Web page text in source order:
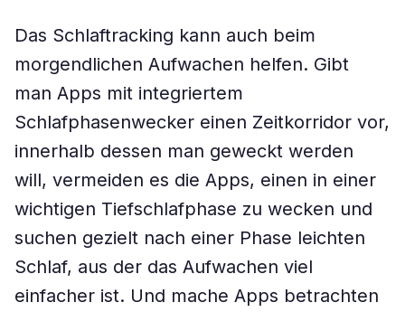
Das Schlaftracking kann auch beim
morgendlichen Aufwachen helfen. Gibt
man Apps mit integriertem
Schlafphasenwecker einen Zeitkorridor vor,
innerhalb dessen man geweckt werden
will, vermeiden es die Apps, einen in einer
wichtigen Tiefschlafphase zu wecken und
suchen gezielt nach einer Phase leichten
Schlaf, aus der das Aufwachen viel
einfacher ist. Und mache Apps betrachten